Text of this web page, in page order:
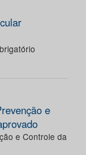
e
e Controle da